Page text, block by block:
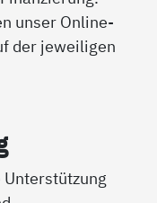
unser Online-
der jeweiligen